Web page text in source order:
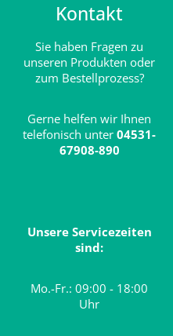
Kontakt
Sie haben Fragen zu
unseren Produkten oder
zum Bestellprozess?
Gerne helfen wir Ihnen
telefonisch unter 04531-
67908-890
Unsere Servicezeiten
sind:
Mo.-Fr.: 09:00 - 18:00
Uhr